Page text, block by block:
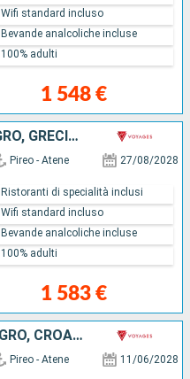
1 548 €
Wifi standard incluso
Bevande analcoliche incluse
100% adulti
CROAZIA, ITALIA, MONTENEGRO, GRECIA, SLOVENIA
Pireo - Atene 27/08/2028
1 583 €
Ristoranti di specialità inclusi
Wifi standard incluso
Bevande analcoliche incluse
100% adulti
TURCHIA, GRECIA, MONTENEGRO, CROAZIA
Pireo - Atene 11/06/2028